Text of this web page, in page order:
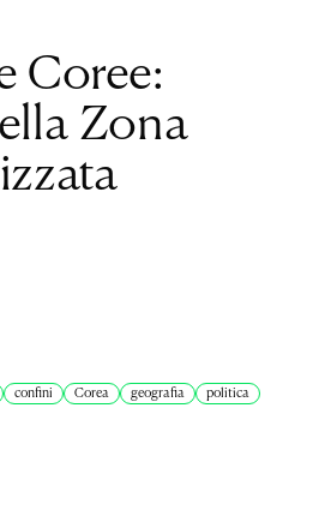
Coree:
Zona
confini Corea geografia politica